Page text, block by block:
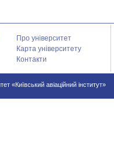
Про університет
Карта університету
Контакти
«Київський авіаційний інститут»